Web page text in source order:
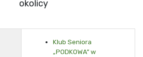
okolicy
Klub Seniora
„PODKOWA” w